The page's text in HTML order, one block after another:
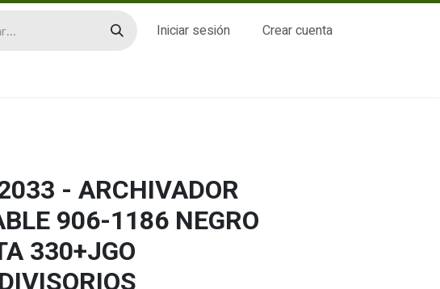
Iniciar sesión Crear cuenta
- ARCHIVADOR
906-1186 NEGRO
330+JGO